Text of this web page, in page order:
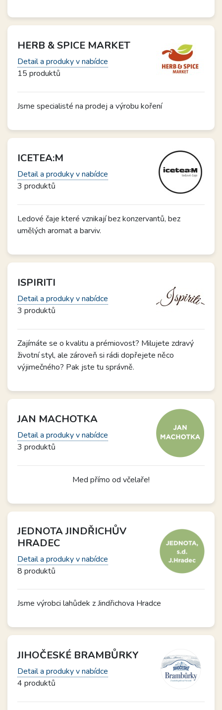
HERB & SPICE MARKET
Detail a produky v nabídce
15 produktů
Jsme specialisté na prodej a výrobu koření
ICETEA:M
Detail a produky v nabídce
3 produktů
Ledové čaje které vznikají bez konzervantů, bez
umělých aromat a barviv.
ISPIRITI
Detail a produky v nabídce
3 produktů
Zajímáte se o kvalitu a prémiovost? Milujete zdravý
životní styl, ale zároveň si rádi dopřejete něco
výjimečného? Pak jste tu správně.
JAN MACHOTKA
Detail a produky v nabídce
3 produktů
Med přímo od včelaře!
JEDNOTA JINDŘICHŮV
HRADEC
Detail a produky v nabídce
8 produktů
Jsme výrobci lahůdek z Jindřichova Hradce
JIHOČESKÉ BRAMBŮRKY
Detail a produky v nabídce
4 produktů